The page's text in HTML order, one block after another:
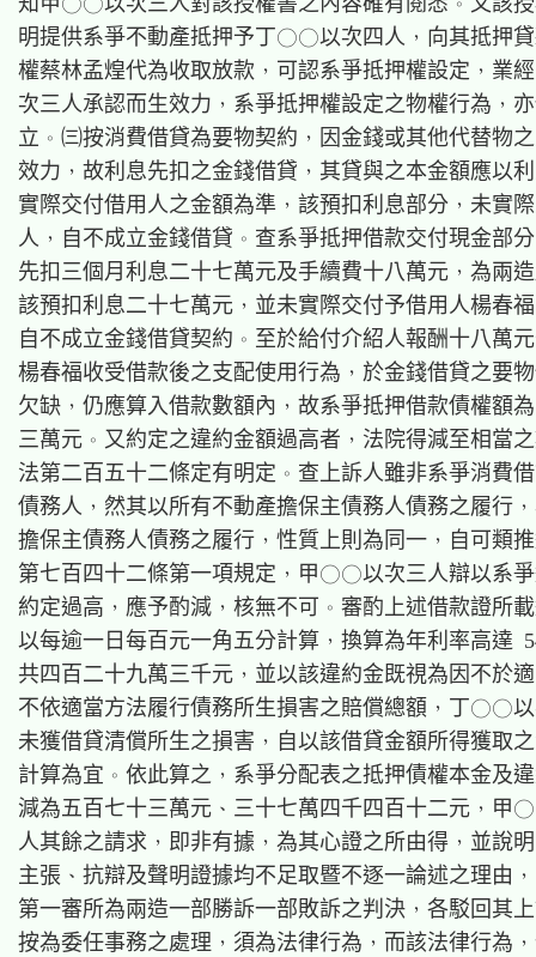
知甲○○以次三人對該授權書之內容確有閱悉。又該
明提供系爭不動產抵押予丁○○以次四人，向其抵押
權蔡林孟煌代為收取放款，可認系爭抵押權設定，業
次三人承認而生效力，系爭抵押權設定之物權行為，
立。㈢按消費借貸為要物契約，因金錢或其他代替物
效力，故利息先扣之金錢借貸，其貸與之本金額應以
實際交付借用人之金額為準，該預扣利息部分，未實
人，自不成立金錢借貸。查系爭抵押借款交付現金部
先扣三個月利息二十七萬元及手續費十八萬元，為兩
該預扣利息二十七萬元，並未實際交付予借用人楊春
自不成立金錢借貸契約。至於給付介紹人報酬十八萬
楊春福收受借款後之支配使用行為，於金錢借貸之要
欠缺，仍應算入借款數額內，故系爭抵押借款債權額
三萬元。又約定之違約金額過高者，法院得減至相當
法第二百五十二條定有明定。查上訴人雖非系爭消費
債務人，然其以所有不動產擔保主債務人債務之履行
擔保主債務人債務之履行，性質上則為同一，自可類
第七百四十二條第一項規定，甲○○以次三人辯以系
約定過高，應予酌減，核無不可。審酌上述借款證所
以每逾一日每百元一角五分計算，換算為年利率高達
共四百二十九萬三千元，並以該違約金既視為因不於
不依適當方法履行債務所生損害之賠償總額，丁○○
未獲借貸清償所生之損害，自以該借貸金額所得獲取
計算為宜。依此算之，系爭分配表之抵押債權本金及
減為五百七十三萬元、三十七萬四千四百十二元，甲
人其餘之請求，即非有據，為其心證之所由得，並說
主張、抗辯及聲明證據均不足取暨不逐一論述之理由
第一審所為兩造一部勝訴一部敗訴之判決，各駁回其
按為委任事務之處理，須為法律行為，而該法律行為